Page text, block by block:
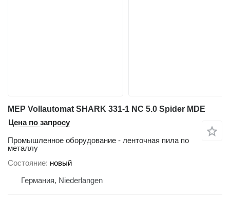
MEP Vollautomat SHARK 331-1 NC 5.0 Spider MDE
Цена по запросу
Промышленное оборудование - ленточная пила по
металлу
Состояние новый
Германия, Niederlangen